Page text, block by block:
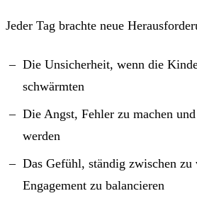
Jeder Tag brachte neue
Die Unsicherheit, wenn die
schwärmten
Die Angst, Fehler zu machen
werden
Das Gefühl, ständig zwischen
Engagement zu balancieren